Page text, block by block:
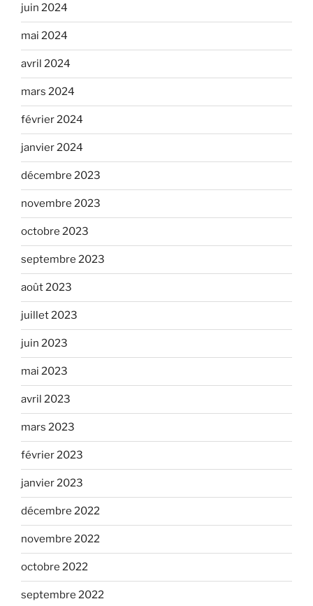
juin 2024
mai 2024
avril 2024
mars 2024
février 2024
janvier 2024
décembre 2023
novembre 2023
octobre 2023
septembre 2023
août 2023
juillet 2023
juin 2023
mai 2023
avril 2023
mars 2023
février 2023
janvier 2023
décembre 2022
novembre 2022
octobre 2022
septembre 2022